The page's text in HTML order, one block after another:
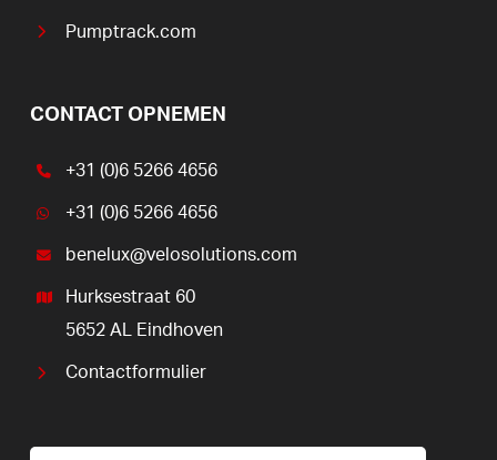
Pumptrack.com
CONTACT OPNEMEN
+31 (0)6 5266 4656
+31 (0)6 5266 4656
benelux@velosolutions.com
Hurksestraat 60
5652 AL Eindhoven
Contactformulier